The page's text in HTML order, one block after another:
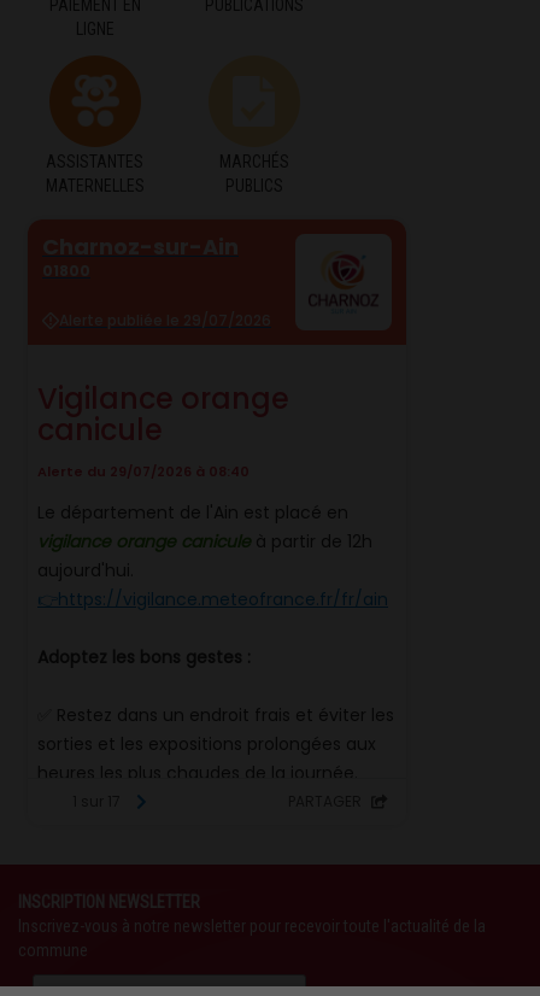
PAIEMENT EN
LIGNE
PUBLICATIONS
ASSISTANTES
MATERNELLES
MARCHÉS
PUBLICS
INSCRIPTION NEWSLETTER
Inscrivez-vous à notre newsletter pour recevoir toute l'actualité de la
commune